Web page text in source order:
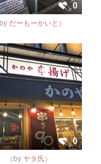
0
byだーもーかいと ）
0
（by ヤタ氏 ）